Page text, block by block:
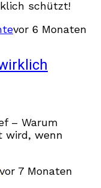
vor 6 Monaten
vor 7 Monaten